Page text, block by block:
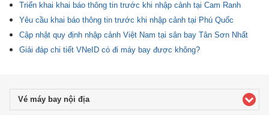
Triển khai khai báo thông tin trước khi nhập cảnh tại Cam Ranh
Yêu cầu khai báo thông tin trước khi nhập cảnh tại Phú Quốc
Cập nhật quy định nhập cảnh Việt Nam tại sân bay Tân Sơn Nhất
Giải đáp chi tiết VNeID có đi máy bay được không?
Vé máy bay nội địaclick to expand contents